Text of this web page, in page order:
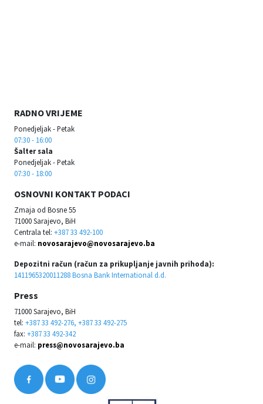
RADNO VRIJEME
Ponedjeljak - Petak
07:30 - 16:00
Šalter sala
Ponedjeljak - Petak
07:30 - 18:00
OSNOVNI KONTAKT PODACI
Zmaja od Bosne 55
71000 Sarajevo, BiH
Centrala tel: +387 33 492-100
e-mail: novosarajevo@novosarajevo.ba
Depozitni račun (račun za prikupljanje javnih prihoda):
1411965320011288 Bosna Bank International d.d.
Press
71000 Sarajevo, BiH
tel: +387 33 492-276, +387 33 492-275
fax: +387 33 492-342
e-mail: press@novosarajevo.ba